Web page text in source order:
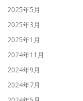
2025年5月
2025年3月
2025年1月
2024年11月
2024年9月
2024年7月